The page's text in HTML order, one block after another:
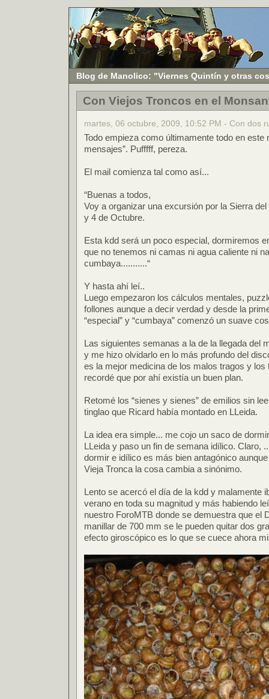
Blog de Manolico: "Viernes Quintín y otras
Con Viejos Troncos en el
martes, 06 octubre, 2009, 10:52 PM - Con dos
Todo empieza como últimamente todo en este
mensajes”. Pufffff, pereza.
El mail comienza tal como así...
“Buenas a todos,
Voy a organizar una excursión por la Sierra
y 4 de Octubre.
Esta kdd será un poco especial, dormiremos
que no tenemos ni camas ni agua caliente ni
cumbaya...........“
Y hasta ahí leí..
Luego empezaron los cálculos mentales,
follones aunque a decir verdad y desde la
“especial” y “cumbaya” comenzó un suave
Las siguientes semanas a la de la llegada del
y me hizo olvidarlo en lo más profundo del
es la mejor medicina de los malos tragos y los
recordé que por ahí existía un buen plan.
Retomé los “sienes y sienes” de emilios sin
tinglao que Ricard había montado en LLeida.
La idea era simple... me cojo un saco de
LLeida y paso un fin de semana idílico. Claro,
dormir e idílico es más bien antagónico
Vieja Tronca la cosa cambia a sinónimo.
Lento se acercó el día de la kdd y malamente
verano en toda su magnitud y más habiendo
nuestro ForoMTB donde se demuestra que el
manillar de 700 mm se le pueden quitar dos
efecto giroscópico es lo que se cuece ahora